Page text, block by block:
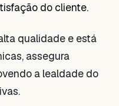
do cliente.
qualidade e está
assegura
a lealdade do